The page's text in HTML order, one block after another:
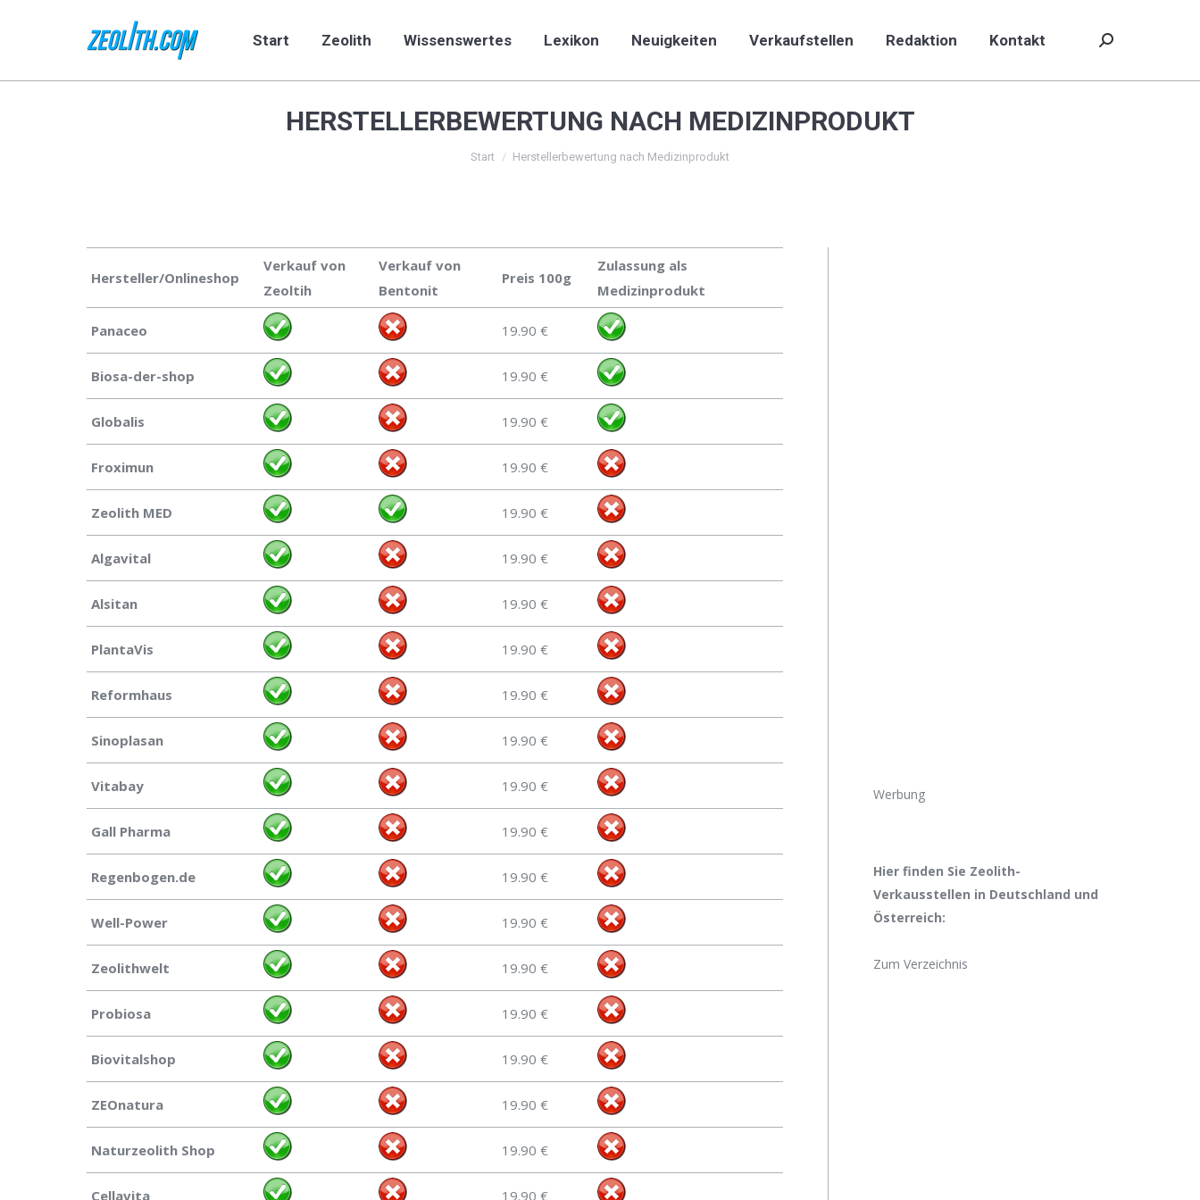
Start Zeolith Wissenswertes Lexikon Neuigkeiten Verkaufstellen Redaktion Kontakt Search:
HERSTELLERBEWERTUNG NACH MEDIZINPRODUKT
Sie befinden sich hier:
Start Herstellerbewertung nach Medizinprodukt
Hersteller/Onlineshop
Verkauf von
Zeoltih
Verkauf von
Bentonit
Preis 100g
Zulassung als
Medizinprodukt
Panaceo 19.90 €
Biosa-der-shop 19.90 €
Globalis 19.90 €
Froximun 19.90 €
Zeolith MED 19.90 €
Algavital 19.90 €
Alsitan 19.90 €
PlantaVis 19.90 €
Reformhaus 19.90 €
Sinoplasan 19.90 €
Vitabay 19.90 €
Gall Pharma 19.90 €
Regenbogen.de 19.90 €
Well-Power 19.90 €
Zeolithwelt 19.90 €
Probiosa 19.90 €
Biovitalshop 19.90 €
ZEOnatura 19.90 €
Naturzeolith Shop 19.90 €
Cellavita 19.90 €
Werbung
Hier finden Sie Zeolith-
Verkausstellen in Deutschland und
Österreich:
Zum Verzeichnis
Search: